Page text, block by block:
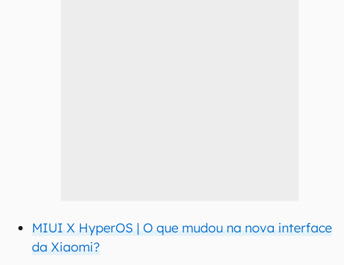
MIUI X HyperOS | O que mudou na nova interface
da Xiaomi?